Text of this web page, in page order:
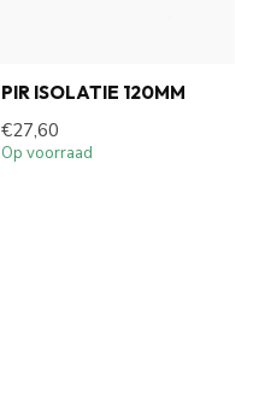
PIR ISOLATIE 120MM
€27,60
Op voorraad